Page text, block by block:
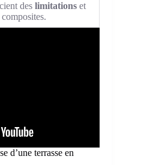
des limitations et
d’une terrasse en